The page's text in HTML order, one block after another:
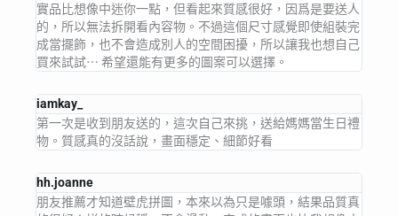
實品比想像中迷你一點，但看起來質感很好，因爲是要送人
的，所以無法拆開看內容物。不過這個尺寸感覺即使組裝完
成當擺飾，也不會造成別人的空間困擾，所以讓我也想自己
買來試試⋯ 希望還能有更多的圖案可以選擇。
iamkay_
第一次是收到朋友送的，這次自己來挑，送給媽媽當生日禮
物。質感真的沒話說，畫面穩定、細節好看
hh.joanne
朋友推薦才知道壁虎拼圖，本來以為只是噱頭，結果品質真